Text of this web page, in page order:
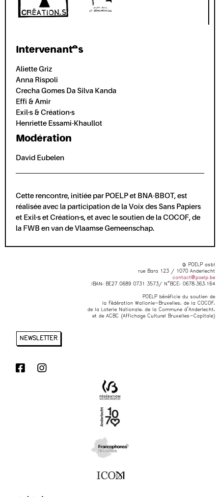
Intervenant·es
Aliette Griz
Anna Rispoli
Crecha Gomes Da Silva Kanda
Effi & Amir
Exil·s & Création·s
Henriette Essami-Khaullot
Modération
David Eubelen
Cette rencontre, initiée par POELP et BNA-BBOT, est
réalisée avec la participation de la Voix des Sans Papiers
et Exil·s et Création·s, et avec le soutien de la COCOF, de
la FWB en van de Vlaamse Gemeenschap.
© POELP asbl
rue Bara 123 / 1070 Anderlecht
contact@poelp.be
IBAN: BE27 0689 0731 3573/ N°BCE: 0678.363.164
POELP bénéficie du soutien de
la Fédération Wallonie-Bruxelles, de la COCOF,
de la Loterie Nationale, de la Commune d’Anderlecht,
et de ACBC (Affichage Culturel Bruxelles-Capitale)
NEWSLETTER